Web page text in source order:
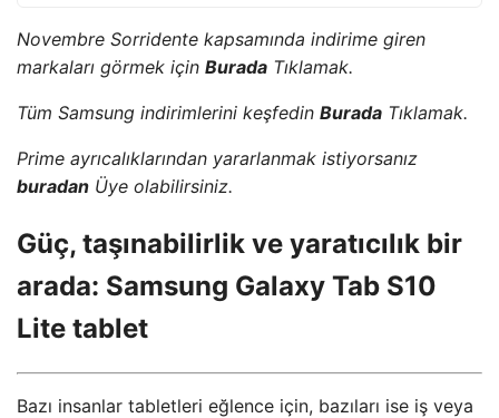
Novembre Sorridente kapsamında indirime giren
markaları görmek için Burada Tıklamak.
Tüm Samsung indirimlerini keşfedin Burada Tıklamak.
Prime ayrıcalıklarından yararlanmak istiyorsanız
buradan Üye olabilirsiniz.
Güç, taşınabilirlik ve yaratıcılık bir
arada: Samsung Galaxy Tab S10
Lite tablet
Bazı insanlar tabletleri eğlence için, bazıları ise iş veya